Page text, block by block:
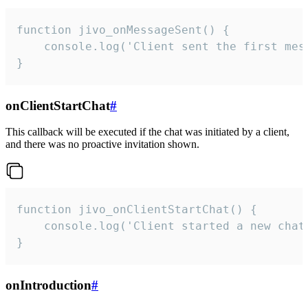
function jivo_onMessageSent() {
console.log('Client sent the first
}
onClientStartChat#
This callback will be executed if the chat was initiated by a client,
and there was no proactive invitation shown.
function jivo_onClientStartChat() {
console.log('Client started a new
}
onIntroduction#